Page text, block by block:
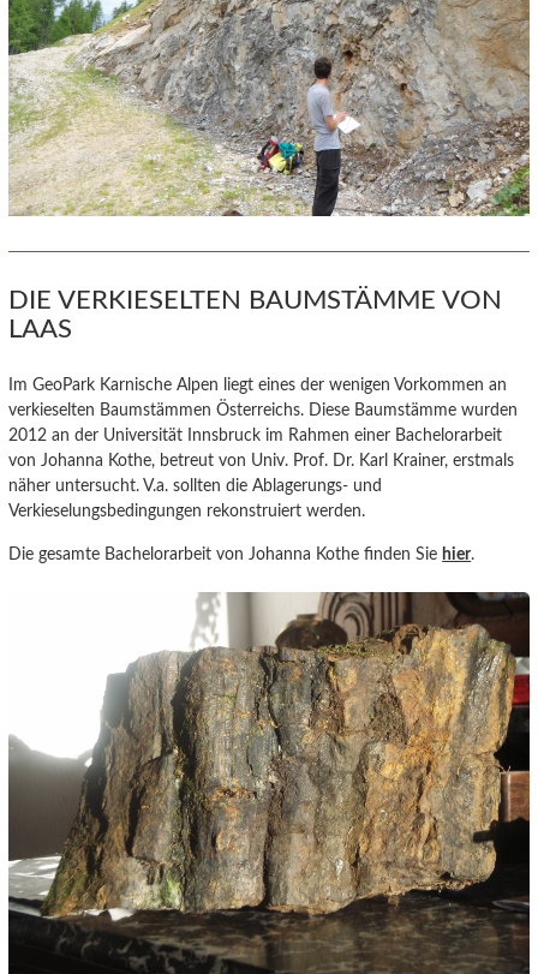
DIE VERKIESELTEN BAUMSTÄMME VON
LAAS
Im GeoPark Karnische Alpen liegt eines der wenigen Vorkommen an
verkieselten Baumstämmen Österreichs. Diese Baumstämme wurden
2012 an der Universität Innsbruck im Rahmen einer Bachelorarbeit
von Johanna Kothe, betreut von Univ. Prof. Dr. Karl Krainer, erstmals
näher untersucht. V.a. sollten die Ablagerungs- und
Verkieselungsbedingungen rekonstruiert werden.
Die gesamte Bachelorarbeit von Johanna Kothe finden Sie hier.